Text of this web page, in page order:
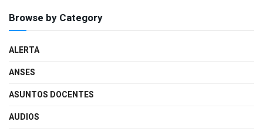
Browse by Category
ALERTA
ANSES
ASUNTOS DOCENTES
AUDIOS